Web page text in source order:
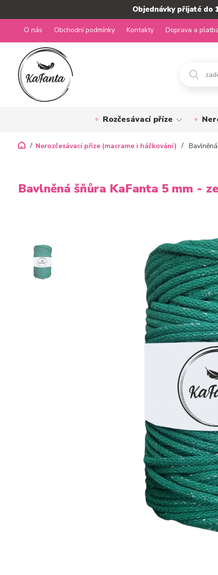
Objednávky přijaté do
O nás Obchodní podmínky Kontakty Doprava a
Rozčesávací příze
Nerozčesávací příze (macrame i háčkování)
Bavlněná šňůra KaFanta 5 mm -